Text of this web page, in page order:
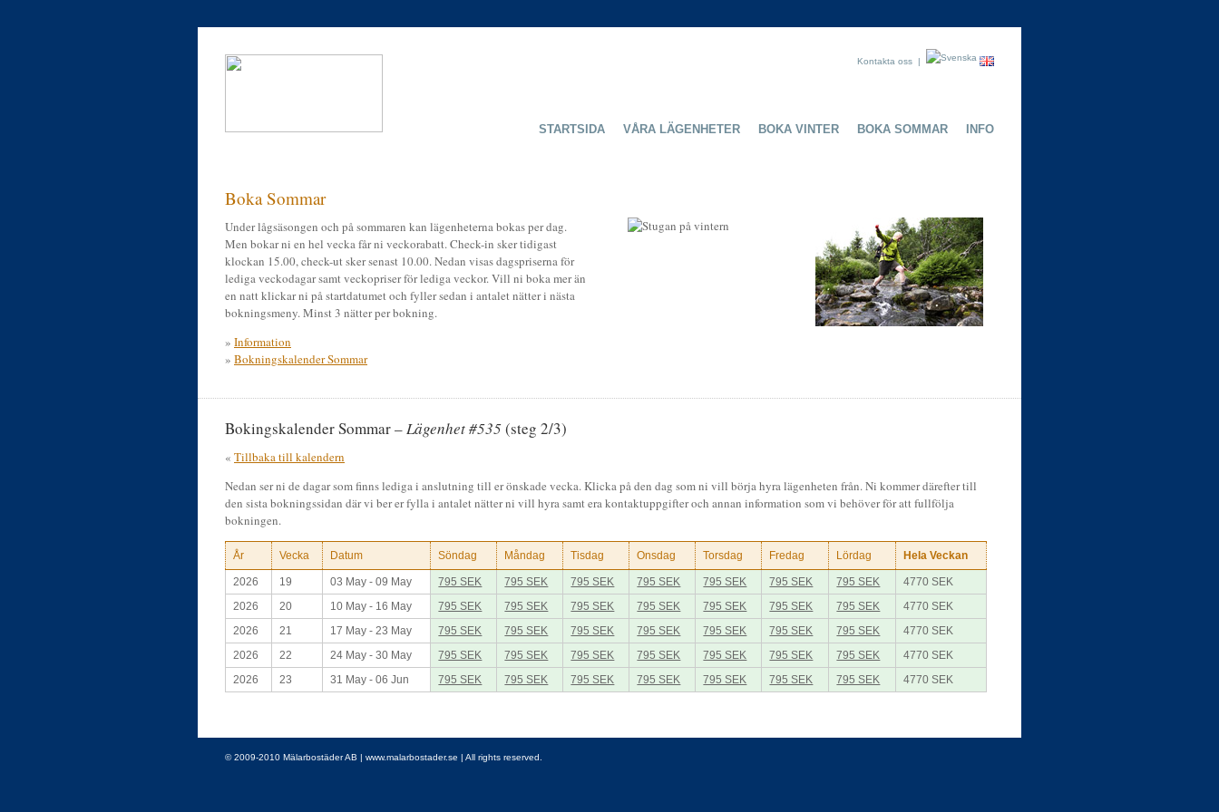
Kontakta oss |
STARTSIDA VÅRA LÄGENHETER BOKA VINTER BOKA SOMMAR INFO
Boka Sommar
Under lågsäsongen och på sommaren kan lägenheterna bokas per dag.
Men bokar ni en hel vecka får ni veckorabatt. Check-in sker tidigast
klockan 15.00, check-ut sker senast 10.00. Nedan visas dagspriserna för
lediga veckodagar samt veckopriser för lediga veckor. Vill ni boka mer än
en natt klickar ni på startdatumet och fyller sedan i antalet nätter i nästa
bokningsmeny. Minst 3 nätter per bokning.
» Information
» Bokningskalender Sommar
Bokingskalender Sommar –Lägenhet #535(steg 2/3)
« Tillbaka till kalendern
Nedan ser ni de dagar som finns lediga i anslutning till er önskade vecka. Klicka på den dag som ni vill börja hyra lägenheten från. Ni kommer därefter till
den sista bokningssidan där vi ber er fylla i antalet nätter ni vill hyra samt era kontaktuppgifter och annan information som vi behöver för att fullfölja
bokningen.
År Vecka Datum Söndag Måndag Tisdag Onsdag Torsdag Fredag Lördag Hela Veckan
2026 19 03 May - 09 May 795 SEK 795 SEK 795 SEK 795 SEK 795 SEK 795 SEK 795 SEK
4770 SEK
2026
20 10 May - 16 May 795 SEK 795 SEK 795 SEK 795 SEK 795 SEK 795 SEK 795 SEK
4770 SEK
2026
21 17 May - 23 May 795 SEK 795 SEK 795 SEK 795 SEK 795 SEK 795 SEK 795 SEK
4770 SEK
2026
22 24 May - 30 May 795 SEK 795 SEK 795 SEK 795 SEK 795 SEK 795 SEK 795 SEK
4770 SEK
2026
23 31 May - 06 Jun 795 SEK 795 SEK 795 SEK 795 SEK 795 SEK 795 SEK 795 SEK 4770 SEK
© 2009-2010 Mälarbostäder AB | www.malarbostader.se | All rights reserved.